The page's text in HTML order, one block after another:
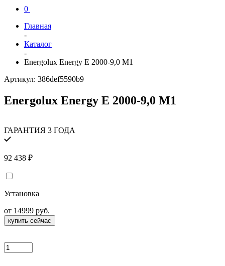
0
Главная
-
Каталог
-
Energolux Energy E 2000-9,0 M1
Артикул: 386def5590b9
Energolux Energy E 2000-9,0 M1
ГАРАНТИЯ 3 ГОДА
92 438 ₽
Установка
от 14999 руб.
купить сейчас